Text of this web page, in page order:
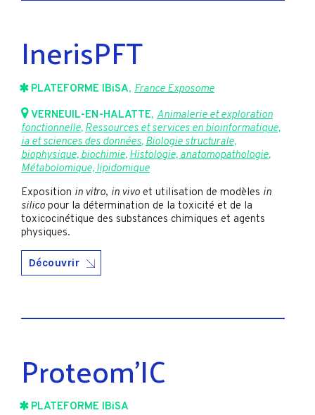
InerisPFT
PLATEFORME IBiSA, France Exposome
VERNEUIL-EN-HALATTE, Animalerie et exploration
fonctionnelle, Ressources et services en bioinformatique,
ia et sciences des données, Biologie structurale,
biophysique, biochimie, Histologie, anatomopathologie,
Métabolomique, lipidomique
Exposition in vitro, in vivo et utilisation de modèles in
silico pour la détermination de la toxicité et de la
toxicocinétique des substances chimiques et agents
physiques.
Découvrir
Proteom’IC
PLATEFORME IBiSA